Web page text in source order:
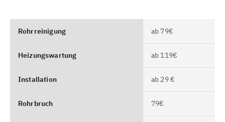
Rohrreinigung ab 79€
Heizungswartung ab 119€
Installation ab 29 €
Rohrbruch 79€